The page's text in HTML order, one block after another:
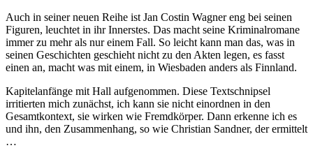
Auch in seiner neuen Reihe ist Jan Costin Wagner eng bei seinen
Figuren, leuchtet in ihr Innerstes. Das macht seine Kriminalromane
immer zu mehr als nur einem Fall. So leicht kann man das, was in
seinen Geschichten geschieht nicht zu den Akten legen, es fasst
einen an, macht was mit einem, in Wiesbaden anders als Finnland.
Kapitelanfänge mit Hall aufgenommen. Diese Textschnipsel
irritierten mich zunächst, ich kann sie nicht einordnen in den
Gesamtkontext, sie wirken wie Fremdkörper. Dann erkenne ich es
und ihn, den Zusammenhang, so wie Christian Sandner, der ermittelt
…